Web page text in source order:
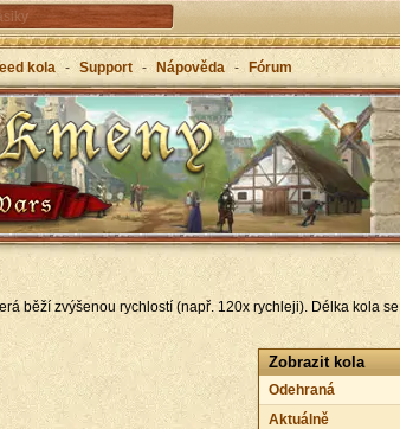
napříč věky
v antickém Řecku
kola - Support - Nápověda - Fórum
běží zvýšenou rychlostí (např. 120x rychleji). Délka kola se
Zobrazit kola
Odehraná
Aktuálně